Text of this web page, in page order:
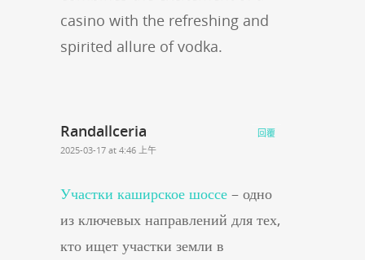
casino with the refreshing and
spirited allure of vodka.
Randallceria
2025-03-17 at 4:46 上午
Участки каширское шоссе – одно
из ключевых направлений для тех,
кто ищет участки земли в
回覆